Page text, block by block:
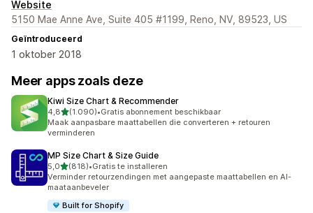
Website
5150 Mae Anne Ave, Suite 405 #1199, Reno, NV, 89523, US
Geïntroduceerd
1 oktober 2018
Meer apps zoals deze
Kiwi Size Chart & Recommender
4,8van 5 sterren
(1.090)
1090 recensies in totaal
•Gratis abonnement beschikbaar
Maak aanpasbare maattabellen die converteren + retouren
verminderen
MP Size Chart & Size Guide
5,0van 5 sterren
(818)
818 recensies in totaal
•Gratis te installeren
Verminder retourzendingen met aangepaste maattabellen en AI-
maataanbeveler
Built for Shopify